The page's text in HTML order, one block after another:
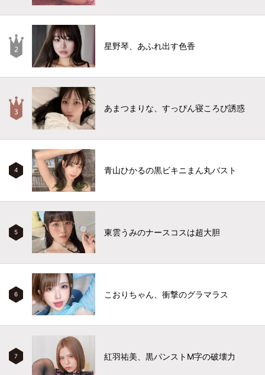
星野琴、あふれ出す色香
あまつまりな、すっぴん寝ころび誘惑
4 青山ひかるの黒ビキニまん丸バスト
5 東雲うみのナースコスは超大胆
6 こおりちゃん、衝撃のグラマラス
7 紅羽祐美、黒パンストM字の破壊力